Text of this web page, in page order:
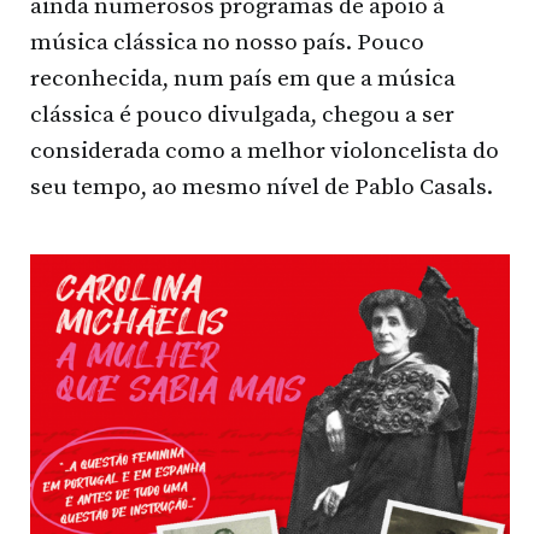
ainda numerosos programas de apoio à
música clássica no nosso país. Pouco
reconhecida, num país em que a música
clássica é pouco divulgada, chegou a ser
considerada como a melhor violoncelista do
seu tempo, ao mesmo nível de Pablo Casals.